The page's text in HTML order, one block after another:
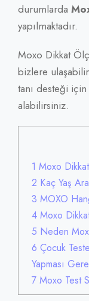
durumlarda
yapılmaktadır.
Moxo Dikkat
bizlere
tanı desteği
alabilirsiniz.
1 Moxo
2 Kaç Yaş
3 MOXO
4 Moxo
5 Neden
6 Çocuk
Yapması
7 Moxo Test